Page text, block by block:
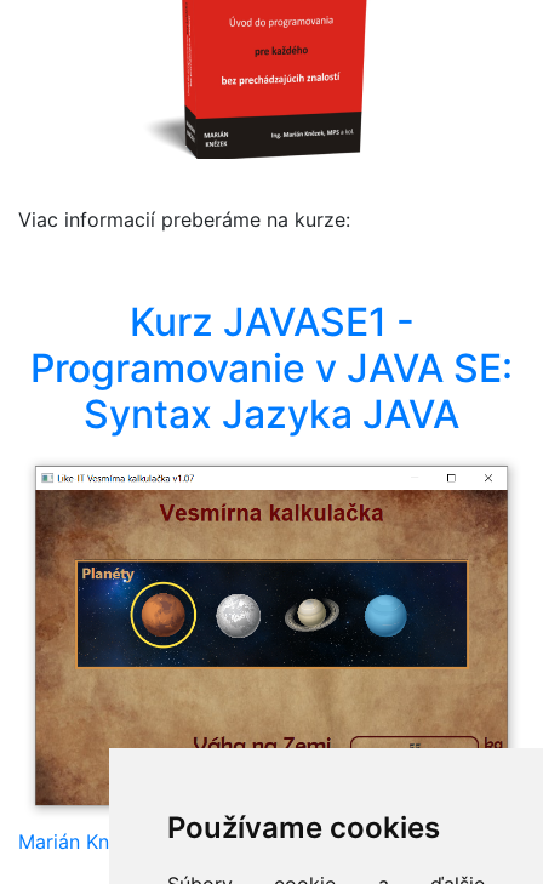
Používame cookies
Viac informacií preberáme na kurze:
Kurz JAVASE1 -
Programovanie v JAVA SE:
Syntax Jazyka JAVA
Marián Knězek